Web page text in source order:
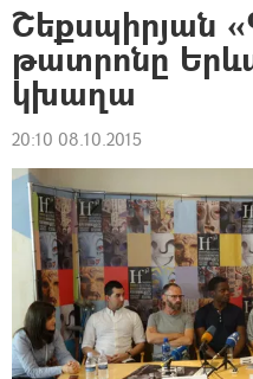
Շեքսպիրյան
թատրոնը
կխաղա
20:10 08.10.2015